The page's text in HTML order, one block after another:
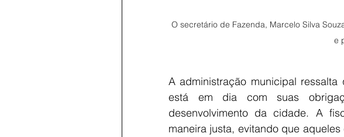
O secretário de Fazenda, Marcelo Silva
e
A administração municipal
está em dia com suas
desenvolvimento da cidade. A
maneira justa, evitando que